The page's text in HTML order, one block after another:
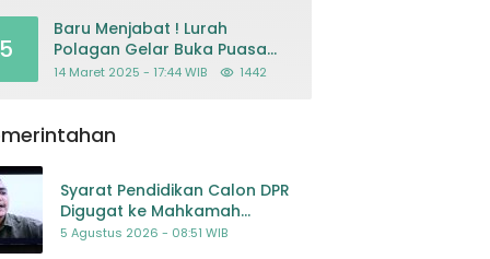
Baru Menjabat ! Lurah
Polagan Gelar Buka Puasa
Bersama
14 Maret 2025 - 17:44 WIB 1442
Syarat Pendidikan Calon DPR
Digugat ke Mahkamah
Konstitusi
5 Agustus 2026 - 08:51 WIB